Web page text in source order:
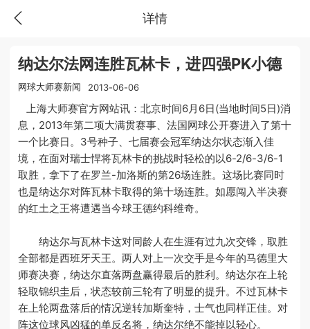
详情
纳达尔法网连胜瓦林卡，进四强PK小德
网球大师赛新闻 2013-06-06
上海大师赛官方网站讯：北京时间6月6日(当地时间5日)消
息，2013年第二项大满贯赛事、法国网球公开赛进入了第十
一个比赛日。3号种子、七届赛会冠军纳达尔状态渐入佳
境，在面对瑞士悍将瓦林卡的挑战时轻松的以6-2/6-3/6-1
取胜，拿下了在罗兰-加洛斯的第26场连胜。这场比赛同时
也是纳达尔对阵瓦林卡取得的第十场连胜。如愿闯入半决赛
的红土之王将遭遇当今球王德约科维奇。
纳达尔与瓦林卡这对同龄人在生涯有过九次交锋，取胜
全部都是西班牙天王。两人对上一次交手是今年的马德里大
师赛决赛，纳达尔直落两盘赢得最后的胜利。纳达尔在上轮
轻取锦织圭后，状态较前三轮有了明显的提升。不过瓦林卡
在上轮两盘落后的情况逆转加斯奎特，士气也同样正佳。对
阵这位球风凶猛的单反名将，纳达尔绝不能掉以轻心。